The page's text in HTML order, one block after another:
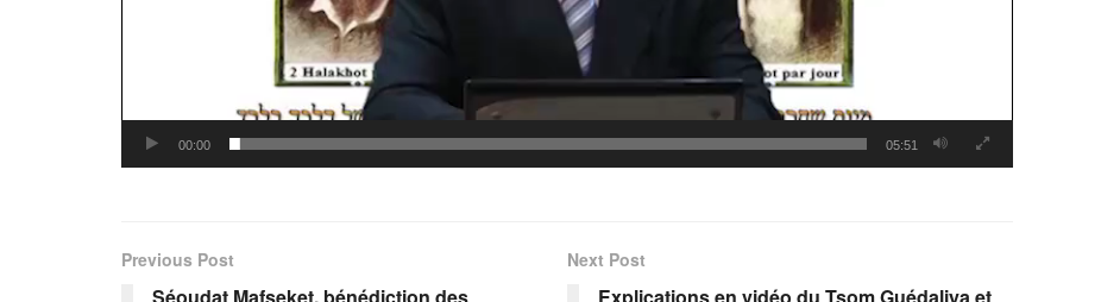
00:00 05:51
Previous Post Next Post